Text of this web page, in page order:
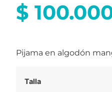
$
Pijama en algodón
Talla